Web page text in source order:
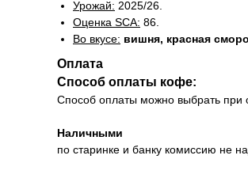
Урожай: 2025/26.
Оценка SCA: 86.
Во вкусе: вишня, красная
Оплата
Способ оплаты кофе:
Способ оплаты можно выбрать при
Наличными
по старинке и банку комиссию не